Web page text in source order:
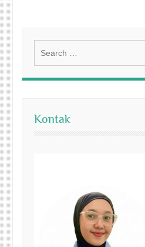
for:
Kontak